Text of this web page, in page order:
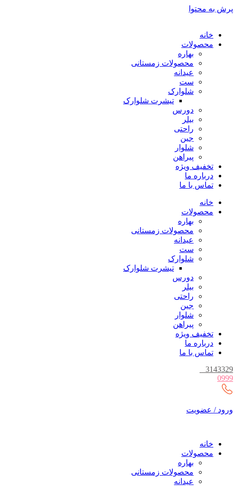
پرش به محتوا
خانه
محصولات
بهاره
محصولات زمستانی
عیدانه
ست
شلوارک
تیشرت شلوارک
دورس
بیلر
راحتی
جین
شلوار
پیراهن
تخفیف ویژه
درباره ما
تماس با ما
خانه
محصولات
بهاره
محصولات زمستانی
عیدانه
ست
شلوارک
تیشرت شلوارک
دورس
بیلر
راحتی
جین
شلوار
پیراهن
تخفیف ویژه
درباره ما
تماس با ما
3143329
0999
ورود / عضویت
خانه
محصولات
بهاره
محصولات زمستانی
عیدانه